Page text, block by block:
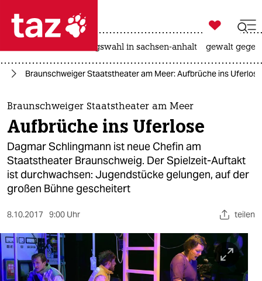
 taz zahl ich
taz zahl ich
themen
politik
öko
gesellschaft
kultur
sport
berlin

taz zahl ich
landtagswahl in sachsen-anhalt gewalt
Braunschweiger Staatstheater am Meer: Aufbrüche ins Uferlose
Braunschweiger Staatstheater am Meer
Aufbrüche ins Uferlose
Dagmar Schlingmann ist neue Chefin am
Staatstheater Braunschweig. Der Spielzeit-Auftakt
ist durchwachsen: Jugendstücke gelungen, auf der
großen Bühne gescheitert
8.10.2017 9:00 Uhr teilen